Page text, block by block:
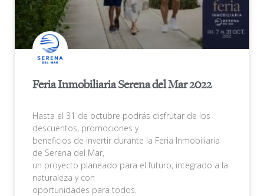
Feria Inmobiliaria Serena del Mar 2022
Hasta el 31 de octubre podrás disfrutar de los
descuentos, promociones y
beneficios de invertir durante la Feria Inmobiliaria
de Serena del Mar,
un proyecto planeado para el futuro, integrado a la
naturaleza y con
oportunidades para todos.